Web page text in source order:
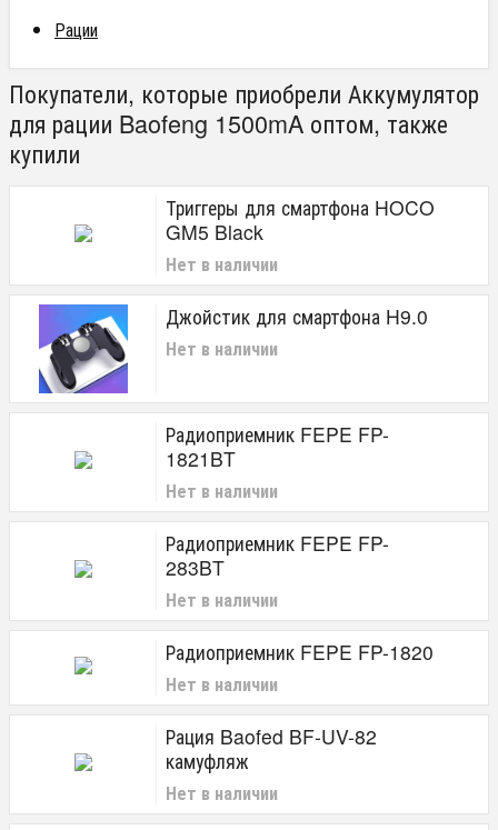
Рации
Покупатели, которые приобрели Аккумулятор
для рации Baofeng 1500mA оптом, также
купили
Триггеры для смартфона HOCO
GM5 Black
Нет в наличии
Джойстик для смартфона H9.0
Нет в наличии
Радиоприемник FEPE FP-
1821BT
Нет в наличии
Радиоприемник FEPE FP-
283BT
Нет в наличии
Радиоприемник FEPE FP-1820
Нет в наличии
Рация Baofed BF-UV-82
камуфляж
Нет в наличии